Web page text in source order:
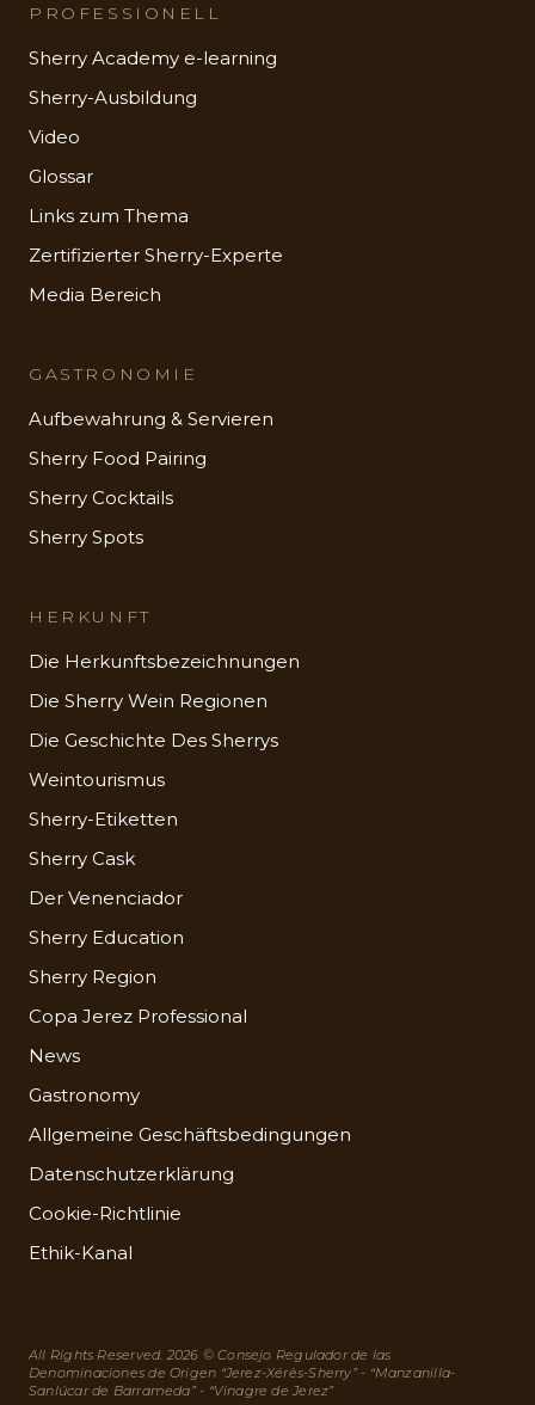
PROFESSIONELL
Sherry Academy e-learning
Sherry-Ausbildung
Video
Glossar
Links zum Thema
Zertifizierter Sherry-Experte
Media Bereich
GASTRONOMIE
Aufbewahrung & Servieren
Sherry Food Pairing
Sherry Cocktails
Sherry Spots
HERKUNFT
Die Herkunftsbezeichnungen
Die Sherry Wein Regionen
Die Geschichte Des Sherrys
Weintourismus
Sherry-Etiketten
Sherry Cask
Der Venenciador
Sherry Education
Sherry Region
Copa Jerez Professional
News
Gastronomy
Allgemeine Geschäftsbedingungen
Datenschutzerklärung
Cookie-Richtlinie
Ethik-Kanal
All Rights Reserved. 2026 © Consejo Regulador de las
Denominaciones de Origen “Jerez-Xérès-Sherry” - “Manzanilla-
Sanlúcar de Barrameda” - “Vinagre de Jerez”